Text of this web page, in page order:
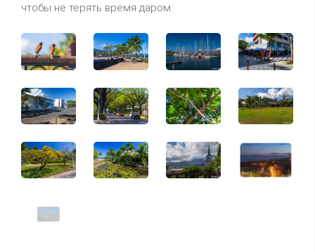
чтобы не терять время даром.